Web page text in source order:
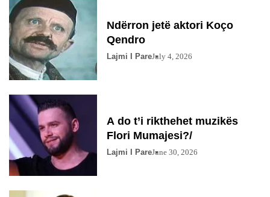
Ndërron jetë aktori Koço
Qendro
Lajmi I PareJuly 4, 2026
A do t’i rikthehet muzikës
Flori Mumajesi?/
Lajmi I PareJune 30, 2026